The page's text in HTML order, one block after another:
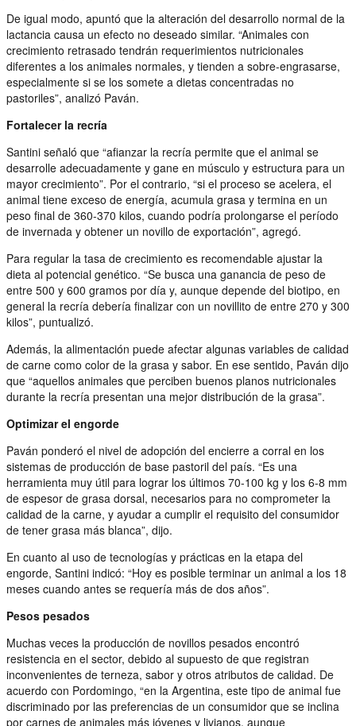
De igual modo, apuntó que la alteración del desarrollo normal de la
lactancia causa un efecto no deseado similar. “Animales con
crecimiento retrasado tendrán requerimientos nutricionales
diferentes a los animales normales, y tienden a sobre-engrasarse,
especialmente si se los somete a dietas concentradas no
pastoriles”, analizó Paván.
Fortalecer la recría
Santini señaló que “afianzar la recría permite que el animal se
desarrolle adecuadamente y gane en músculo y estructura para un
mayor crecimiento”. Por el contrario, “si el proceso se acelera, el
animal tiene exceso de energía, acumula grasa y termina en un
peso final de 360-370 kilos, cuando podría prolongarse el período
de invernada y obtener un novillo de exportación”, agregó.
Para regular la tasa de crecimiento es recomendable ajustar la
dieta al potencial genético. “Se busca una ganancia de peso de
entre 500 y 600 gramos por día y, aunque depende del biotipo, en
general la recría debería finalizar con un novillito de entre 270 y 300
kilos”, puntualizó.
Además, la alimentación puede afectar algunas variables de calidad
de carne como color de la grasa y sabor. En ese sentido, Paván dijo
que “aquellos animales que perciben buenos planos nutricionales
durante la recría presentan una mejor distribución de la grasa”.
Optimizar el engorde
Paván ponderó el nivel de adopción del encierre a corral en los
sistemas de producción de base pastoril del país. “Es una
herramienta muy útil para lograr los últimos 70-100 kg y los 6-8 mm
de espesor de grasa dorsal, necesarios para no comprometer la
calidad de la carne, y ayudar a cumplir el requisito del consumidor
de tener grasa más blanca”, dijo.
En cuanto al uso de tecnologías y prácticas en la etapa del
engorde, Santini indicó: “Hoy es posible terminar un animal a los 18
meses cuando antes se requería más de dos años”.
Pesos pesados
Muchas veces la producción de novillos pesados encontró
resistencia en el sector, debido al supuesto de que registran
inconvenientes de terneza, sabor y otros atributos de calidad. De
acuerdo con Pordomingo, “en la Argentina, este tipo de animal fue
discriminado por las preferencias de un consumidor que se inclina
por carnes de animales más jóvenes y livianos, aunque